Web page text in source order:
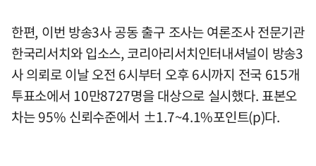
한편, 이번 방송3사 공동 출구 조사는 여론조사 전문기관
한국리서치와 입소스, 코리아리서치인터내셔널이 방송3
사 의뢰로 이날 오전 6시부터 오후 6시까지 전국 615개
투표소에서 10만8727명을 대상으로 실시했다. 표본오
차는 95% 신뢰수준에서 ±1.7~4.1%포인트(p)다.